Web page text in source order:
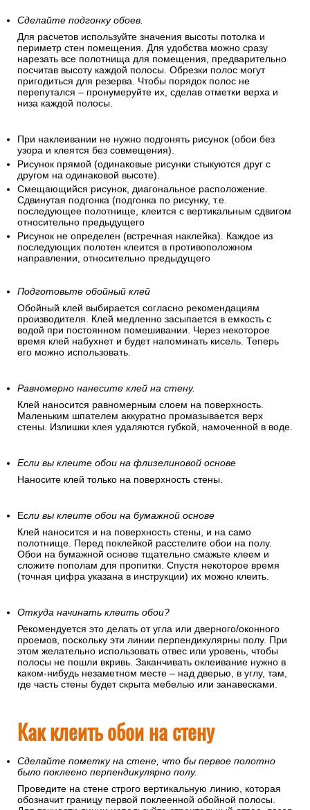
Сделайте подгонку обоев.
Для расчетов используйте значения высоты потолка и
периметр стен помещения. Для удобства можно сразу
нарезать все полотнища для помещения, предварительно
посчитав высоту каждой полосы. Обрезки полос могут
пригодиться для резерва. Чтобы порядок полос не
перепутался – пронумеруйте их, сделав отметки верха и
низа каждой полосы.
При наклеивании не нужно подгонять рисунок (обои без
узора и клеятся без совмещения).
Рисунок прямой (одинаковые рисунки стыкуются друг с
другом на одинаковой высоте).
Смещающийся рисунок, диагональное расположение.
Сдвинутая подгонка (подгонка по рисунку, т.е.
последующее полотнище, клеится с вертикальным сдвигом
относительно предыдущего
Рисунок не определен (встречная наклейка). Каждое из
последующих полотен клеится в противоположном
направлении, относительно предыдущего
Подготовьте обойный клей
Обойный клей выбирается согласно рекомендациям
производителя. Клей медленно засыпается в емкость с
водой при постоянном помешивании. Через некоторое
время клей набухнет и будет напоминать кисель. Теперь
его можно использовать.
Равномерно нанесите клей на стену.
Клей наносится равномерным слоем на поверхность.
Маленьким шпателем аккуратно промазывается верх
стены. Излишки клея удаляются губкой, намоченной в воде.
Если вы клеите обои на флизелиновой основе
Наносите клей только на поверхность стены.
Если вы клеите обои на бумажной основе
Клей наносится и на поверхность стены, и на само
полотнище. Перед поклейкой расстелите обои на полу.
Обои на бумажной основе тщательно смажьте клеем и
сложите пополам для пропитки. Спустя некоторое время
(точная цифра указана в инструкции) их можно клеить.
Откуда начинать клеить обои?
Рекомендуется это делать от угла или дверного/оконного
проемов, поскольку эти линии перпендикулярны полу. При
этом желательно использовать отвес или уровень, чтобы
полосы не пошли вкривь. Заканчивать оклеивание нужно в
каком-нибудь незаметном месте – над дверью, в углу, там,
где часть стены будет скрыта мебелью или занавесками.
Как клеить обои на стену
Сделайте пометку на стене, что бы первое полотно
было поклеено перпендикулярно полу.
Проведите на стене строго вертикальную линию, которая
обозначит границу первой поклеенной обойной полосы.